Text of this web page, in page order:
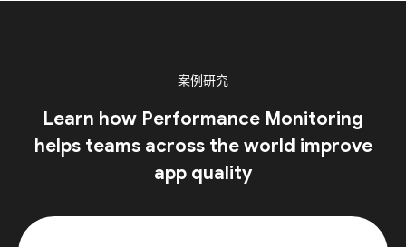
案例研究
Learn how Performance Monitoring
helps teams across the world improve
app quality